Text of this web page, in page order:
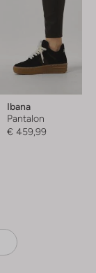
Ibana
Pantalon
€ 459,99